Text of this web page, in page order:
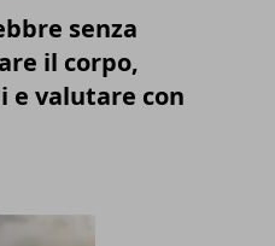
senza
il corpo,
e valutare con